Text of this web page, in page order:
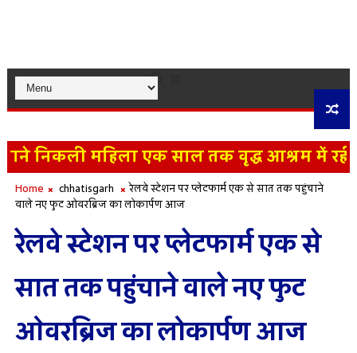
निकली महिला एक साल तक वृद्ध आश्रम में रही,
के लिए लाए जा रहे हिमालयन भालू की
Home chhatisgarh
रेलवे स्‍टेशन पर प्‍लेटफार्म एक से सात तक पहुंचाने
वाले नए फुट ओवरब्रिज का लोकार्पण आज
रेलवे स्‍टेशन पर प्‍लेटफार्म एक से
सात तक पहुंचाने वाले नए फुट
ओवरब्रिज का लोकार्पण आज